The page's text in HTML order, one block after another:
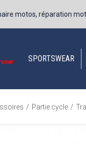
motos, réparation
SPORTSWEAR
/ Partie cycle /